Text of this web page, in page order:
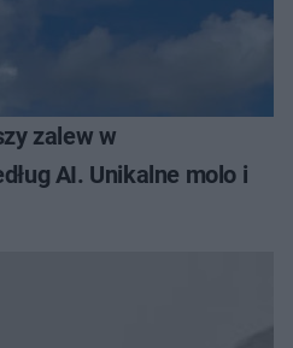
zalew w
AI. Unikalne molo i